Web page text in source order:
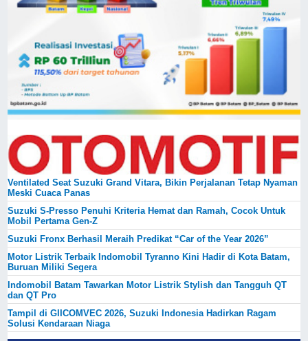
Ventilated Seat Suzuki Grand Vitara, Bikin Perjalanan Tetap Nyaman
Meski Cuaca Panas
Suzuki S-Presso Penuhi Kriteria Hemat dan Ramah, Cocok Untuk
Mobil Pertama Gen-Z
Suzuki Fronx Berhasil Meraih Predikat “Car of the Year 2026”
Motor Listrik Terbaik Indomobil Tyranno Kini Hadir di Kota Batam,
Buruan Miliki Segera
Indomobil Batam Tawarkan Motor Listrik Stylish dan Tangguh QT
dan QT Pro
Tampil di GIICOMVEC 2026, Suzuki Indonesia Hadirkan Ragam
Solusi Kendaraan Niaga